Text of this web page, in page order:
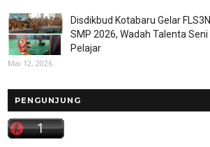
Disdikbud Kotabaru Gelar FLS3N
SMP 2026, Wadah Talenta Seni
Pelajar
Mai 12, 2026
PENGUNJUNG